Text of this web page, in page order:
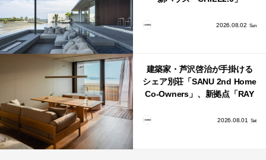
2026.08.02 Sun
建築家・芦沢啓治が手掛ける
シェア別荘「SANU 2nd Home
Co-Owners」、新拠点「RAY
2026.08.01 Sat